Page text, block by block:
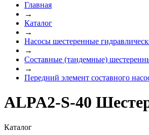
Главная
→
Каталог
→
Насосы шестеренные
→
Составные (тандемные)
→
Передний элемент составного
ALPA2-S-40
Каталог